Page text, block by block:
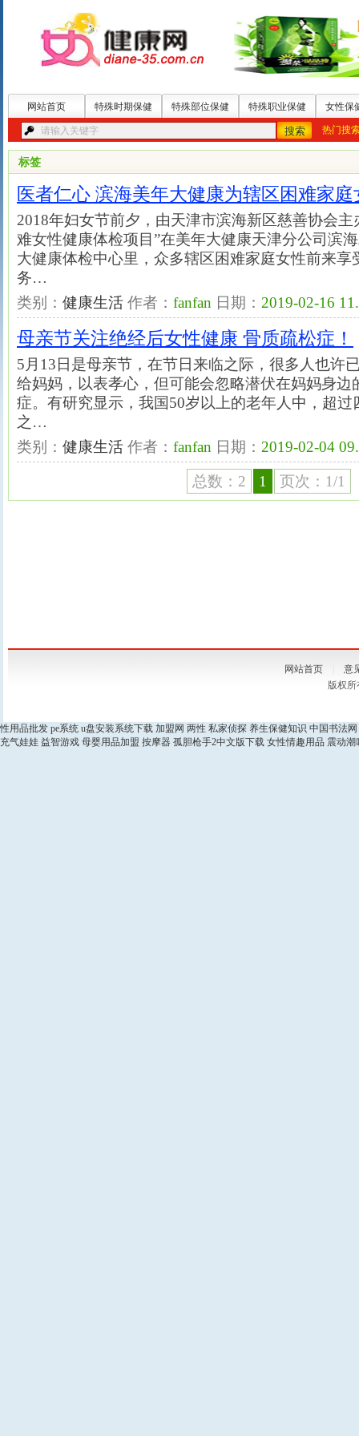
网站首页 特殊时期保健 特殊部位保健 特殊职业保健 女性保
热门搜
标签
医者仁心 滨海美年大健康为辖区困难家
2018年妇女节前夕，由天津市滨海新区慈善协会
难女性健康体检项目”在美年大健康天津分公司滨
大健康体检中心里，众多辖区困难家庭女性前来享
务…
类别： 健康生活 作者： fanfan 日期： 2019-02-16
母亲节关注绝经后女性健康 骨质疏松症！
5月13日是母亲节，在节日来临之际，很多人也许
给妈妈，以表孝心，但可能会忽略潜伏在妈妈身
症。有研究显示，我国50岁以上的老年人中，超过
之…
类别： 健康生活 作者： fanfan 日期： 2019-02-04
总数：2 1 页次：1/1
网站首页
意
版权
性用品批发 pe系统 u盘安装系统下载 加盟网 两性 私家侦探 养生保健知识 中国书法网
充气娃娃 益智游戏 母婴用品加盟 按摩器 孤胆枪手2中文版下载 女性情趣用品 震动潮